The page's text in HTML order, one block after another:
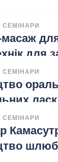
СЕМІНАРИ
масаж
для
СЕМІНАРИ
ласк
СЕМІНАРИ